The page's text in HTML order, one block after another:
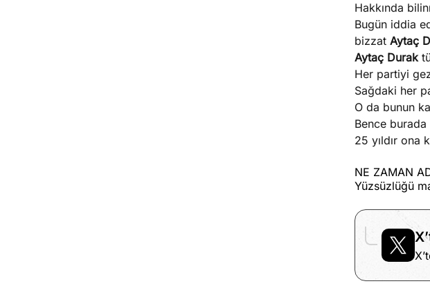
Hakkında
Bugün iddia
bizzat Aytaç
Aytaç Durak
Her partiyi
Sağdaki her
O da bunun
Bence burada
25 yıldır ona
NE ZAMAN
Yüzsüzlüğü